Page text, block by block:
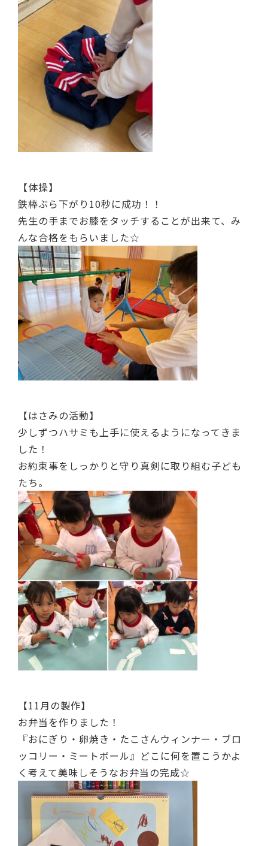
【体操】
鉄棒ぶら下がり10秒に成功！！
先生の手までお膝をタッチすることが出来て、み
んな合格をもらいました☆
【はさみの活動】
少しずつハサミも上手に使えるようになってきま
した！
お約束事をしっかりと守り真剣に取り組む子ども
たち。
【11月の製作】
お弁当を作りました！
『おにぎり・卵焼き・たこさんウィンナー・ブロ
ッコリー・ミートボール』どこに何を置こうかよ
く考えて美味しそうなお弁当の完成☆